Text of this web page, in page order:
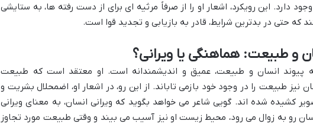
دارد. این رویکرد، اشعار او را از صرفاً مرثیه ای برای از دست رفته ها، به ستایشی
که حتی در بدترین شرایط، قادر به بازیابی و تجدید قوا است.
و طبیعت: هماهنگی یا ویرانی؟
پیوند انسان و طبیعت، عمیق و اندیشمندانه است. او معتقد است که طبیعت
طبیعت را در وجود خود بازمی تاباند. از این رو، در اشعار او، اضمحلال بشریت و
کشیده شده اند. گویی شاعر می خواهد بگوید که ویرانی انسان، به معنای ویرانی
رو به زوال می رود، محیط زیست او نیز آسیب می بیند و وقتی طبیعت مورد تجاوز